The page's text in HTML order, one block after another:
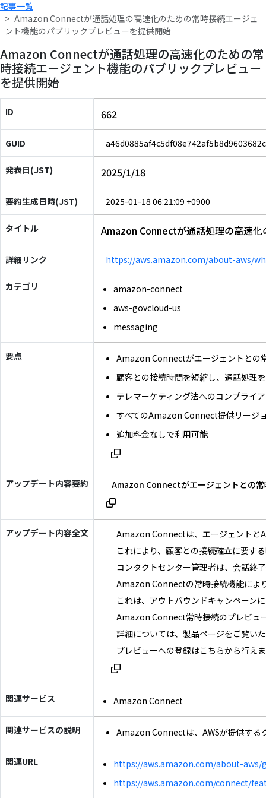
記事一覧
Amazon Connectが通話処理の高速化のための常時接続エージェ
ント機能のパブリックプレビューを提供開始
Amazon Connectが通話処理の高速化のための常
時接続エージェント機能のパブリックプレビュー
を提供開始
ID 662
GUID
発表日(JST) 2025/1/18
要約生成日時(JST) 2025-01-18 06:21:09 +0900
タイトル Amazon Connectが通話処理の高速
詳細リンク https://aws.amazon.com/about-aws/
カテゴリ
amazon-connect
aws-govcloud-us
messaging
要点
Amazon Connectがエージェントとの
顧客との接続時間を短縮し、通話処理
テレマーケティング法へのコンプライ
すべてのAmazon Connect提供リージ
追加料金なしで利用可能
アップデート内容要約 Amazon Connectがエージェントとの
アップデート内容全文
Amazon Connectは、エージェントと
これにより、顧客との接続確立に要す
コンタクトセンター管理者は、会話終
Amazon Connectの常時接続機能によ
これは、アウトバウンドキャンペーン
Amazon Connect常時接続のプレビュ
詳細については、製品ページをご覧い
プレビューへの登録はこちらから行え
関連サービス Amazon Connect
関連サービスの説明 Amazon Connectは、AWSが提供する
関連URL
https://aws.amazon.com/about-
https://aws.amazon.com/connect/